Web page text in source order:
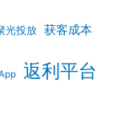
光投放 获客成本
返利平台